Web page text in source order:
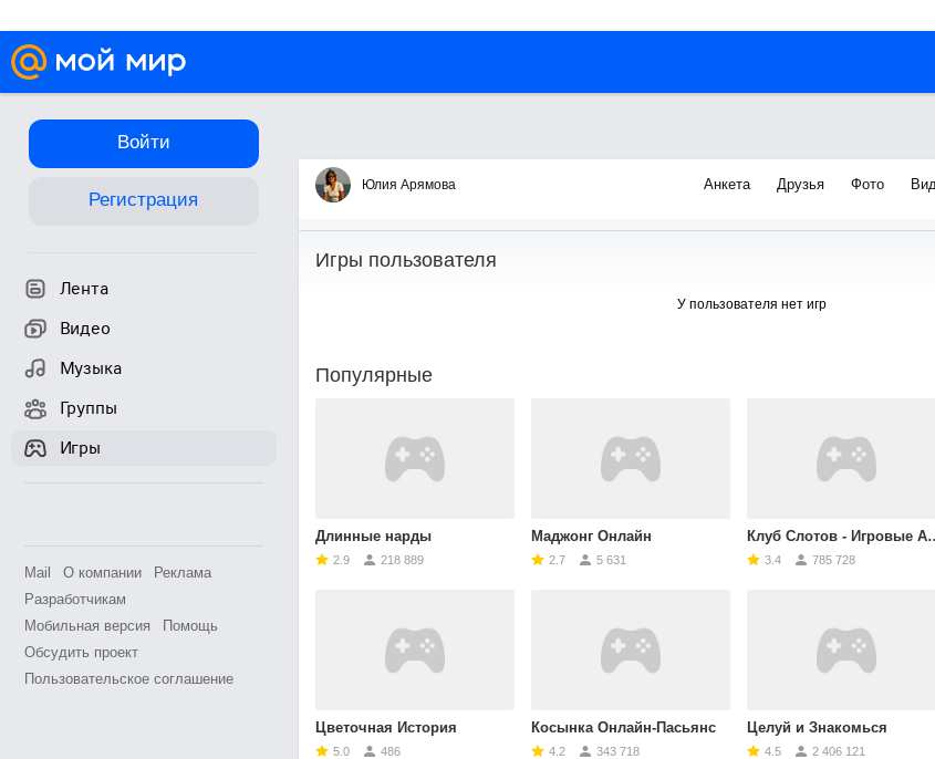
Войти
Регистрация
Лента
Видео
Музыка
Группы
Игры
Mail О компании
Реклама
Разработчикам
Мобильная версия
Помощь
Обсудить проект
Пользовательское соглашение
Юлия Арямова Анкета Друзья Фото
Игры
Игры пользователя
У пользователя нет игр
Популярные
Длинные нарды
2.9 218 889
Маджонг Онлайн
2.7 5 631
Клуб Слотов - Игровые Автоматы
3.4 785 728
Цветочная История
5.0 486
Косынка Онлайн-Пасьянс
4.2 343 718
Целуй и Знакомься
4.5 2 406 121